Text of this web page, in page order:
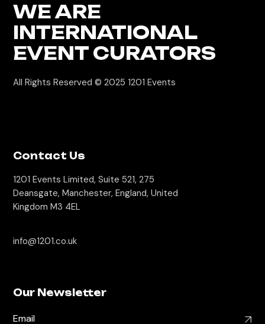
WE ARE
INTERNATIONAL
EVENT CURATORS
All Rights Reserved © 2025 1201 Events
Contact Us
1201 Events Limited, Suite 521, 275
Deansgate, Manchester, England, United
Kingdom M3 4EL
info@1201.co.uk
Our Newsletter